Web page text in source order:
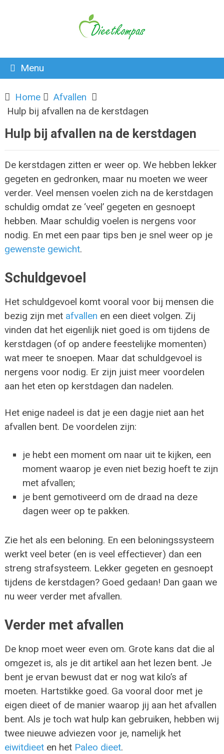
Menu
Home
Afvallen
Hulp bij afvallen na de kerstdagen
Hulp bij afvallen na de kerstdagen
De kerstdagen zitten er weer op. We hebben lekker
gegeten en gedronken, maar nu moeten we weer
verder. Veel mensen voelen zich na de kerstdagen
schuldig omdat ze ‘veel’ gegeten en gesnoept
hebben. Maar schuldig voelen is nergens voor
nodig. En met een paar tips ben je snel weer op je
gewenste gewicht.
Schuldgevoel
Het schuldgevoel komt vooral voor bij mensen die
bezig zijn met afvallen en een dieet volgen. Zij
vinden dat het eigenlijk niet goed is om tijdens de
kerstdagen (of op andere feestelijke momenten)
wat meer te snoepen. Maar dat schuldgevoel is
nergens voor nodig. Er zijn juist meer voordelen
aan het eten op kerstdagen dan nadelen.
Het enige nadeel is dat je een dagje niet aan het
afvallen bent. De voordelen zijn:
je hebt een moment om naar uit te kijken, een
moment waarop je even niet bezig hoeft te zijn
met afvallen;
je bent gemotiveerd om de draad na deze
dagen weer op te pakken.
Zie het als een beloning. En een beloningssysteem
werkt veel beter (en is veel effectiever) dan een
streng strafsysteem. Lekker gegeten en gesnoept
tijdens de kerstdagen? Goed gedaan! Dan gaan we
nu weer verder met afvallen.
Verder met afvallen
De knop moet weer even om. Grote kans dat die al
omgezet is, als je dit artikel aan het lezen bent. Je
bent je ervan bewust dat er nog wat kilo’s af
moeten. Hartstikke goed. Ga vooral door met je
eigen dieet of de manier waarop jij aan het afvallen
bent. Als je toch wat hulp kan gebruiken, hebben wij
twee nieuwe adviezen voor je, namelijk het
eiwitdieeten het Paleo dieet.